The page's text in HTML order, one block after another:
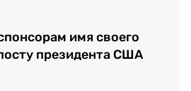
имя своего
президента США